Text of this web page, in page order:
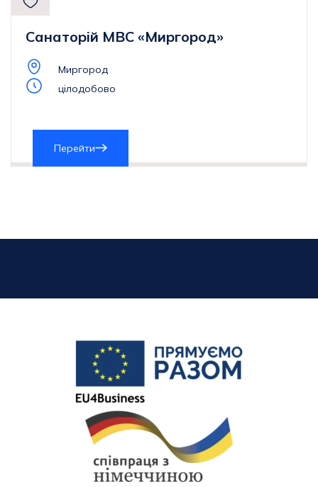
Санаторій МВС «Миргород»
Миргород
цілодобово
Перейти